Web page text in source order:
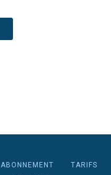
ABONNEMENT
TARIFS